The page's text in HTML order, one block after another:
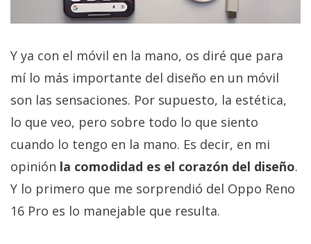
Y ya con el móvil en la mano, os diré que para
mí lo más importante del diseño en un móvil
son las sensaciones. Por supuesto, la estética,
lo que veo, pero sobre todo lo que siento
cuando lo tengo en la mano. Es decir, en mi
opinión la comodidad es el corazón del diseño.
Y lo primero que me sorprendió del Oppo Reno
16 Pro es lo manejable que resulta.